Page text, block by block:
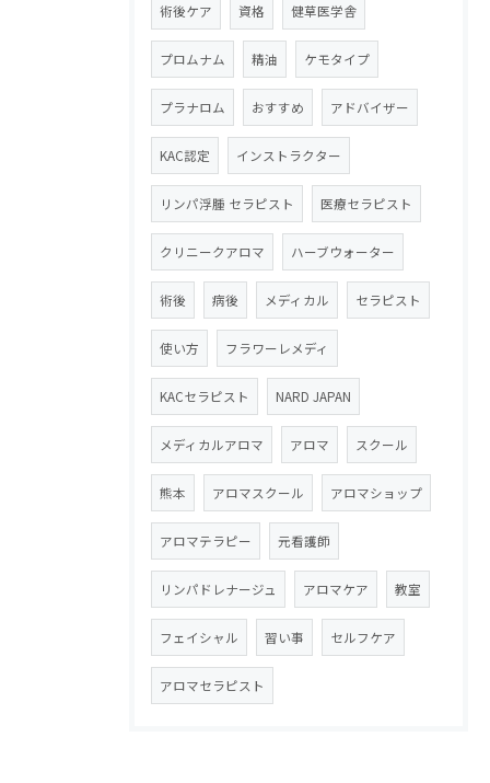
術後ケア 資格 健草医学舎
プロムナム 精油 ケモタイプ
プラナロム おすすめ アドバイザー
KAC認定 インストラクター
リンパ浮腫 セラピスト 医療セラピスト
クリニークアロマ ハーブウォーター
術後 病後 メディカル セラピスト
使い方 フラワーレメディ
KACセラピスト NARD JAPAN
メディカルアロマ アロマ スクール
熊本 アロマスクール アロマショップ
アロマテラピー 元看護師
リンパドレナージュ アロマケア 教室
フェイシャル 習い事 セルフケア
アロマセラピスト